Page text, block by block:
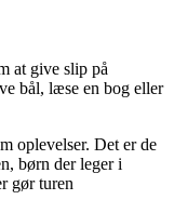
at give slip på
bål, læse en bog eller
oplevelser. Det er de
børn der leger i
gør turen